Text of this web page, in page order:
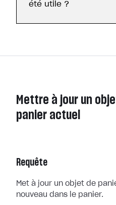
été utile ?
Mettre à jour un
panier actuel
Requête
Met à jour un objet de
nouveau dans le panier.